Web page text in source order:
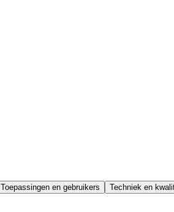
Toepassingen en gebruikers Techniek en